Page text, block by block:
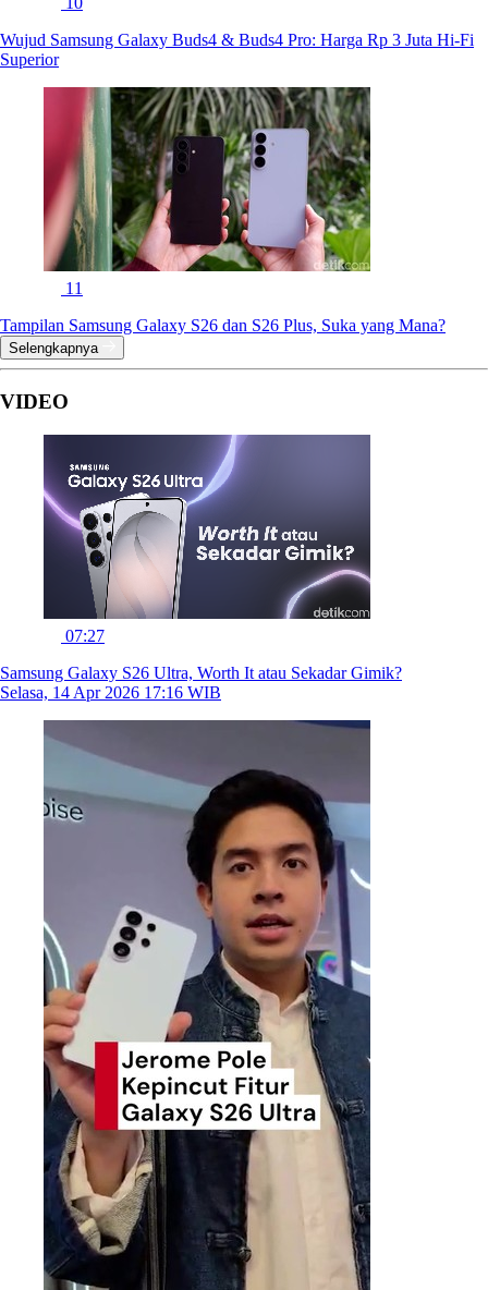
Wujud Samsung Galaxy Buds4 & Buds4 Pro: Harga Rp 3 Juta Hi-Fi
Superior
11
Tampilan Samsung Galaxy S26 dan S26 Plus, Suka yang Mana?
Selengkapnya
VIDEO
07:27
Samsung Galaxy S26 Ultra, Worth It atau Sekadar Gimik?
Selasa, 14 Apr 2026 17:16 WIB